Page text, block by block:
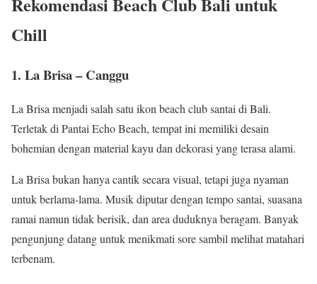
Chill
1. La Brisa – Canggu
La Brisa menjadi salah satu ikon beach club santai di Bali.
Terletak di Pantai Echo Beach, tempat ini memiliki desain
bohemian dengan material kayu dan dekorasi yang terasa alami.
La Brisa bukan hanya cantik secara visual, tetapi juga nyaman
untuk berlama-lama. Musik diputar dengan tempo santai, suasana
ramai namun tidak berisik, dan area duduknya beragam. Banyak
pengunjung datang untuk menikmati sore sambil melihat matahari
terbenam.